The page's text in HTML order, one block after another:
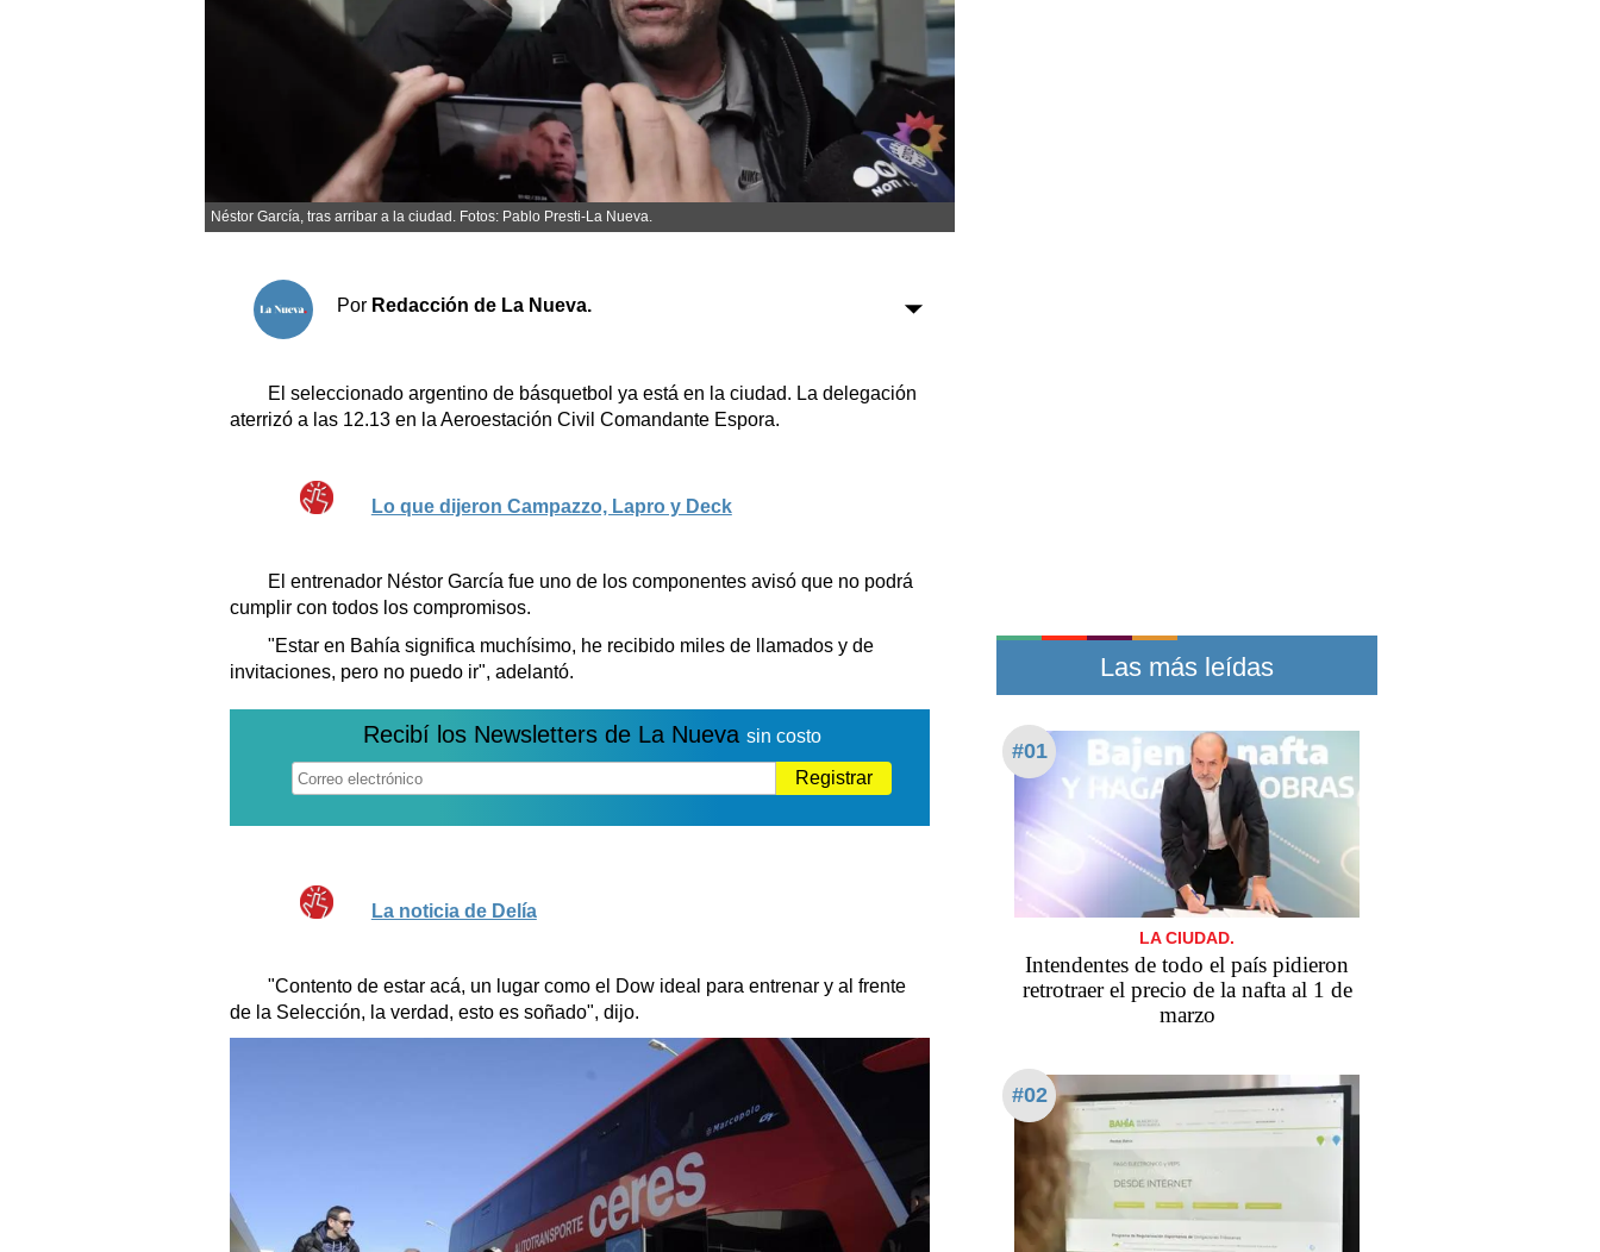
Sociedad y tiempo libre
Sociedad
Tecnología
Salud
Es viral
Cartón Lleno
Clasificados
Horóscopo
Servicios
Farmacias
Transportes
Fúnebres
Teléfonos de urgencia
Néstor García, tras arribar a la ciudad. Fotos: Pablo Presti-La Nueva.
Por Redacción de La Nueva.
El seleccionado argentino de básquetbol ya está en la ciudad. La delegación
aterrizó a las 12.13 en la Aeroestación Civil Comandante Espora.
Lo que dijeron Campazzo, Lapro y Deck
El entrenador Néstor García fue uno de los componentes avisó que no podrá
cumplir con todos los compromisos.
"Estar en Bahía significa muchísimo, he recibido miles de llamados y de
invitaciones, pero no puedo ir", adelantó.
Recibí los Newsletters de La Nueva sin costo
Registrar
La noticia de Delía
"Contento de estar acá, un lugar como el Dow ideal para entrenar y al frente
de la Selección, la verdad, esto es soñado", dijo.
Las más leídas
#01
LA CIUDAD.
Intendentes de todo el país pidieron
retrotraer el precio de la nafta al 1 de
marzo
#02